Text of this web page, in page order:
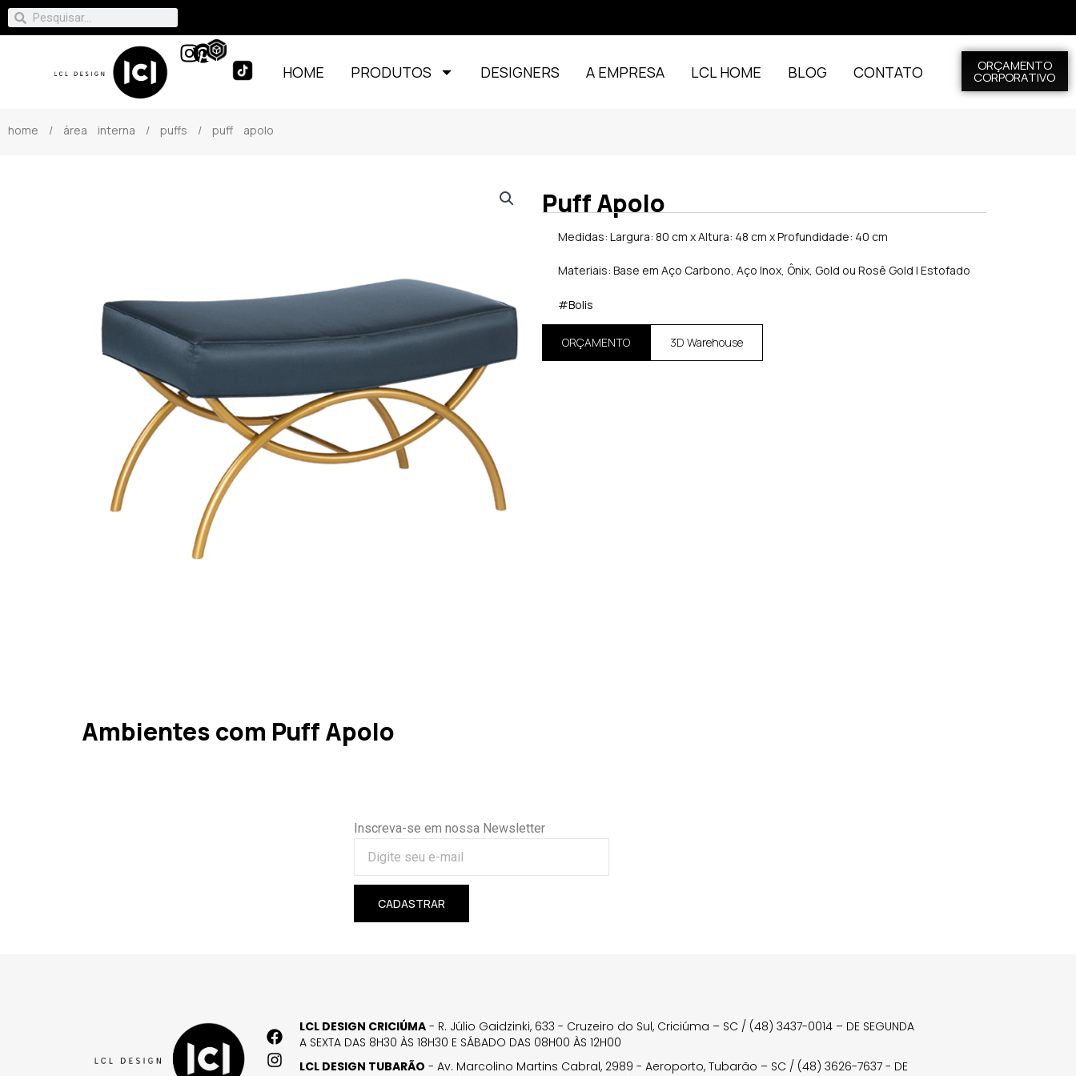
HOME PRODUTOS DESIGNERS A EMPRESA LCL HOME BLOG CONTATO ORÇAMENTO
CORPORATIVO
home / área interna / puffs / puff apolo
Puff Apolo
Medidas: Largura: 80 cm x Altura: 48 cm x Profundidade: 40 cm
Materiais: Base em Aço Carbono, Aço Inox, Ônix, Gold ou Rosê Gold | Estofado
#Bolis
ORÇAMENTO 3D Warehouse
Ambientes com Puff Apolo
Inscreva-se em nossa Newsletter
CADASTRAR
LCL DESIGN CRICIÚMA - R. Júlio Gaidzinki, 633 - Cruzeiro do Sul, Criciúma – SC / (48) 3437-0014 – DE SEGUNDA
A SEXTA DAS 8H30 ÀS 18H30 E SÁBADO DAS 08H00 ÀS 12H00
LCL DESIGN TUBARÃO - Av. Marcolino Martins Cabral, 2989 - Aeroporto, Tubarão – SC / (48) 3626-7637 - DE